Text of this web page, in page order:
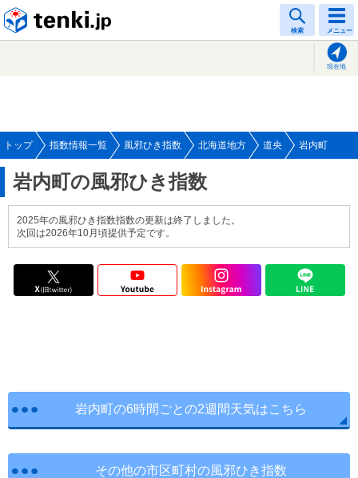
検索 メニュー
現在地
トップ 指数情報一覧 風邪ひき指数 北海道地方 道央 岩内町
岩内町の風邪ひき指数
2025年の風邪ひき指数指数の更新は終了しました。
次回は2026年10月頃提供予定です。
岩内町の6時間ごとの2週間天気はこちら
その他の市区町村の風邪ひき指数